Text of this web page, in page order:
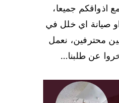
اذواقكم جميعا،
صيانة اي خلل في
محترفين، نعمل
عن طلبنا…